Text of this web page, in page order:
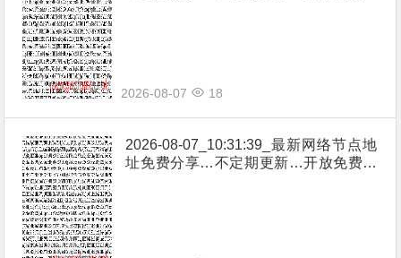
2026-08-07 18
2026-08-07_10:31:39_最新网络节点地
址免费分享…不定期更新…开放免费分